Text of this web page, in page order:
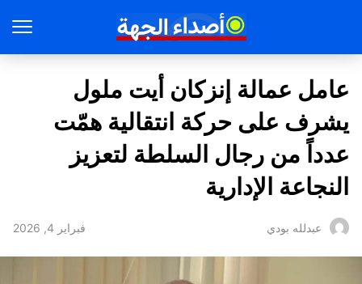
عامل عمالة إنزكان أيت ملول
يشرف على حركة انتقالية همّت
عدداً من رجال السلطة لتعزيز
النجاعة الإدارية
عبدلله بودي فبراير 4, 2026